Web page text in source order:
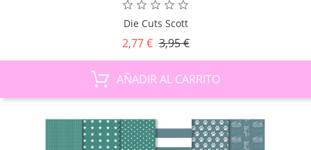
Die Cuts Scott
2,77 € Precio
3,95 €Precio
AÑADIR AL CARRITO